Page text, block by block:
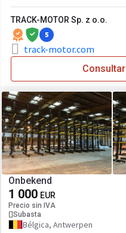
TRACK-MOTOR Sp. z o.o.
5
track-motor.com
Onbekend
1 000 EUR
Precio sin IVA
Subasta
Bélgica, Antwerpen